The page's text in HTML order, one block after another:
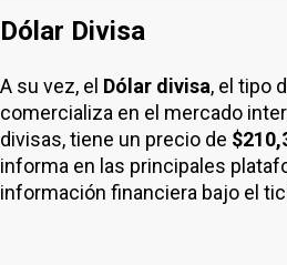
Dólar Divisa
A su vez, el Dólar divisa, el tipo
comercializa en el mercado
divisas, tiene un precio de
informa en las principales
información financiera bajo el